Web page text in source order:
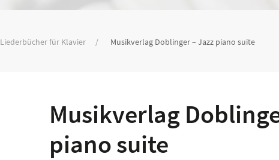
Liederbücher für Klavier Musikverlag Doblinger – Jazz piano suite
Musikverlag
piano suite